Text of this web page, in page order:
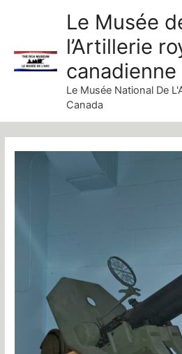
Le Musée
l’Artillerie
canadienne
Le Musée National De
Canada